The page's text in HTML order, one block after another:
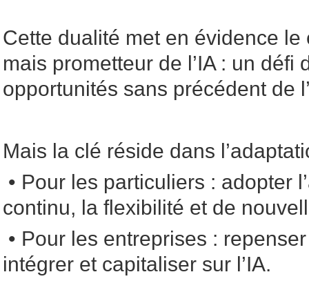
Cette dualité met en évidence le
mais prometteur de l’IA : un défi
opportunités sans précédent de
Mais la clé réside dans
• Pour les particuliers : adopter
continu, la flexibilité et de
• Pour les entreprises :
intégrer et capitaliser sur l’IA.